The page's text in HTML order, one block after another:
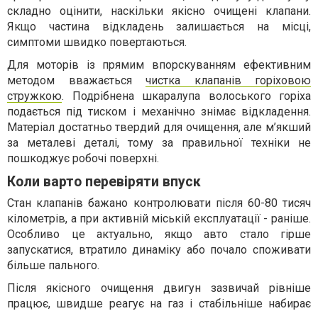
складно оцінити, наскільки якісно очищені клапани.
Якщо частина відкладень залишається на місці,
симптоми швидко повертаються.
Для моторів із прямим впорскуванням ефективним
методом вважається чистка клапанів горіховою
стружкою. Подрібнена шкаралупа волоського горіха
подається під тиском і механічно знімає відкладення.
Матеріал достатньо твердий для очищення, але м’якший
за металеві деталі, тому за правильної техніки не
пошкоджує робочі поверхні.
Коли варто перевіряти впуск
Стан клапанів бажано контролювати після 60-80 тисяч
кілометрів, а при активній міській експлуатації - раніше.
Особливо це актуально, якщо авто стало гірше
запускатися, втратило динаміку або почало споживати
більше пального.
Після якісного очищення двигун зазвичай рівніше
працює, швидше реагує на газ і стабільніше набирає